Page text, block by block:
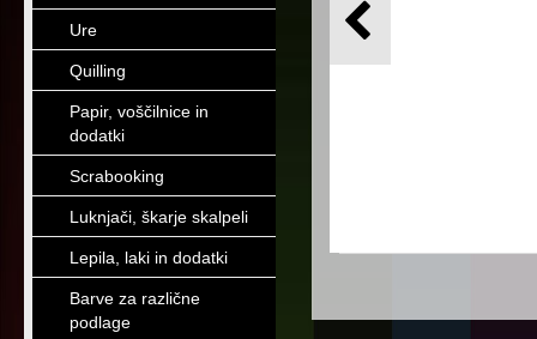
Ure
Quilling
Papir, voščilnice in
dodatki
Scrabooking
Luknjači, škarje skalpeli
Lepila, laki in dodatki
Barve za različne
podlage